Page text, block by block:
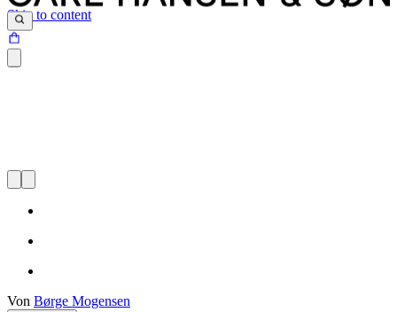
Skip to content
Von Børge Mogensen